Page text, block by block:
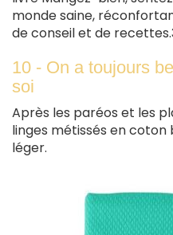
monde saine,
de conseil et de
10 - On a toujours
soi
Après les paréos et les
linges métissés en
léger.